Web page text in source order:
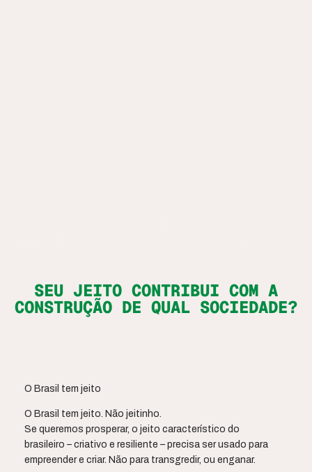
SEU JEITO CONTRIBUI COM A
CONSTRUÇÃO DE QUAL SOCIEDADE?
O Brasil tem jeito
O Brasil tem jeito. Não jeitinho.
Se queremos prosperar, o jeito característico do
brasileiro – criativo e resiliente – precisa ser usado para
empreender e criar. Não para transgredir, ou enganar.